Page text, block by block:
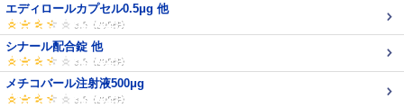
エディロールカプセル0.5μg 他
シナール配合錠 他
メチコバール注射液500μg